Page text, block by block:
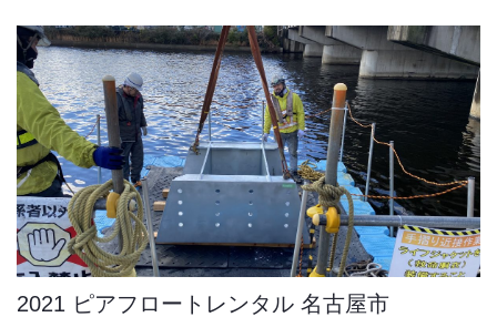
2021 ピアフロートレンタル 名古屋市